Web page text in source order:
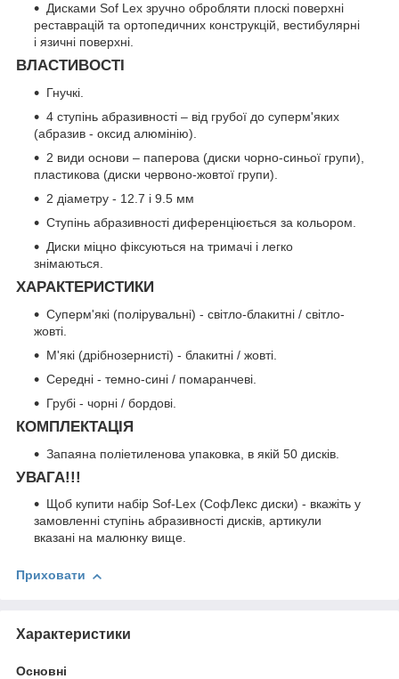
Дисками Sof Lex зручно обробляти плоскі поверхні
реставрацій та ортопедичних конструкцій, вестибулярні
і язичні поверхні.
ВЛАСТИВОСТІ
Гнучкі.
4 ступінь абразивності – від грубої до суперм'яких
(абразив - оксид алюмінію).
2 види основи – паперова (диски чорно-синьої групи),
пластикова (диски червоно-жовтої групи).
2 діаметру - 12.7 і 9.5 мм
Ступінь абразивності диференціюється за кольором.
Диски міцно фіксуються на тримачі і легко
знімаються.
ХАРАКТЕРИСТИКИ
Суперм'які (полірувальні) - світло-блакитні / світло-
жовті.
М'які (дрібнозернисті) - блакитні / жовті.
Середні - темно-сині / помаранчеві.
Грубі - чорні / бордові.
КОМПЛЕКТАЦІЯ
Запаяна поліетиленова упаковка, в якій 50 дисків.
УВАГА!!!
Щоб купити набір Sof-Lex (СофЛекс диски) - вкажіть у
замовленні ступінь абразивності дисків, артикули
вказані на малюнку вище.
Приховати
Характеристики
Основні